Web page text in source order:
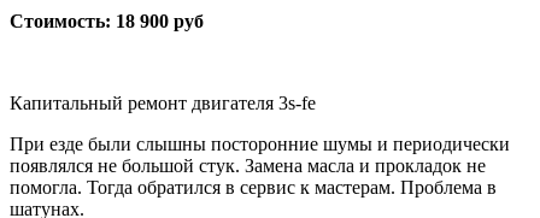
Стоимость: 18 900 руб
Капитальный ремонт двигателя 3s-fe
При езде были слышны посторонние шумы и периодически
появлялся не большой стук. Замена масла и прокладок не
помогла. Тогда обратился в сервис к мастерам. Проблема в
шатунах.